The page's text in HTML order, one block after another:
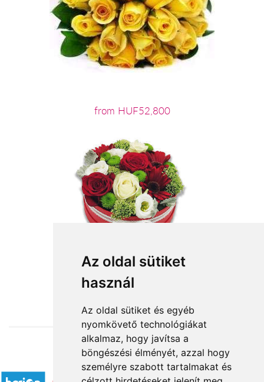
Az oldal sütiket
használ
Az oldal sütiket és egyéb
nyomkövető technológiákat
alkalmaz, hogy javítsa a
böngészési élményét, azzal hogy
személyre szabott tartalmakat és
from HUF52,800
from HUF28,750
Accepted payment methods